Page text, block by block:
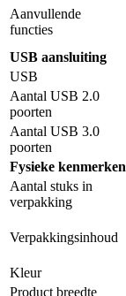
Aanvullende
functies
USB aansluiting
USB
Aantal USB 2.0
poorten
Aantal USB 3.0
poorten
Fysieke kenmerken
Aantal stuks in
verpakking
Verpakkingsinhoud
Kleur
Product breedte